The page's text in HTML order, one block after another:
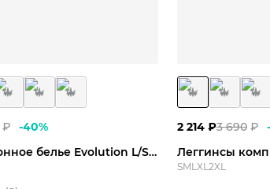
₽ -40%
Компрессионное белье Evolution L/S Top
3 690 ₽
2 214 ₽ -
SML XL 2XL